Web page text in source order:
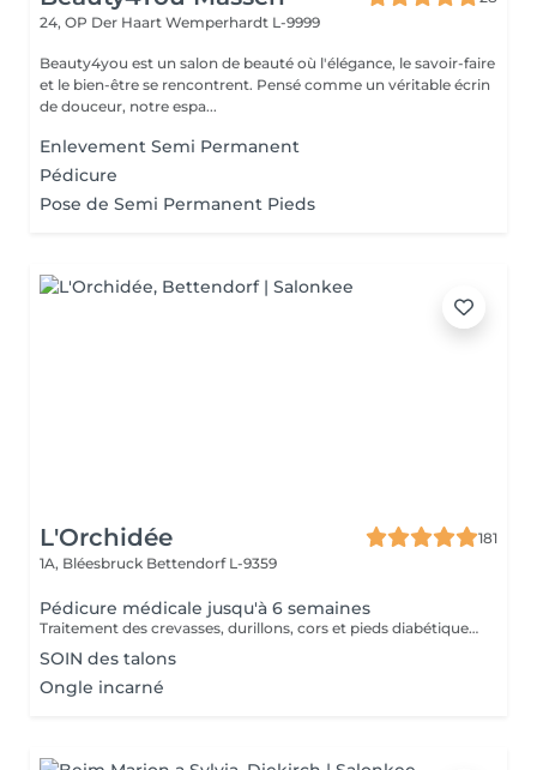
24, OP Der Haart Wemperhardt L-9999
Beauty4you est un salon de beauté où l'élégance, le savoir-faire
et le bien-être se rencontrent. Pensé comme un véritable écrin
de douceur, notre espa...
Enlevement Semi Permanent
Pédicure
Pose de Semi Permanent Pieds
L'Orchidée
181
1A, Bléesbruck Bettendorf L-9359
Pédicure médicale jusqu'à 6 semaines
Traitement des crevasses, durillons, cors et pieds diabétiques, correction des ongles incarnés. Les pieds sont les piliers du corps humain, prenons-en soin !
SOIN des talons
Ongle incarné